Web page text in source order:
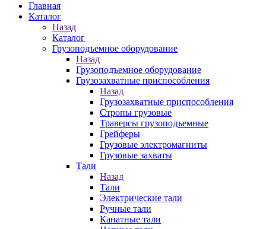
Главная
Каталог
Назад
Каталог
Грузоподъемное оборудование
Назад
Грузоподъемное оборудование
Грузозахватные приспособления
Назад
Грузозахватные приспособления
Стропы грузовые
Траверсы грузоподъемные
Грейферы
Грузовые электромагниты
Грузовые захваты
Тали
Назад
Тали
Электрические тали
Ручные тали
Канатные тали